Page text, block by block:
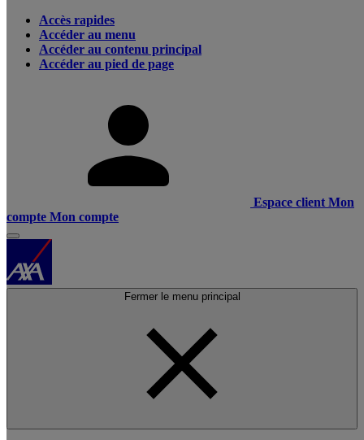
Accès rapides
Accéder au menu
Accéder au contenu principal
Accéder au pied de page
Espace client Mon
compte Mon compte
Fermer le menu principal